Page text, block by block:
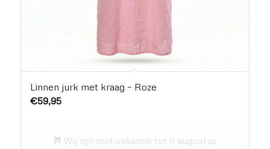
Linnen jurk met kraag – Roze
€59,95
Wij zijn met vakantie tot 6 augustus